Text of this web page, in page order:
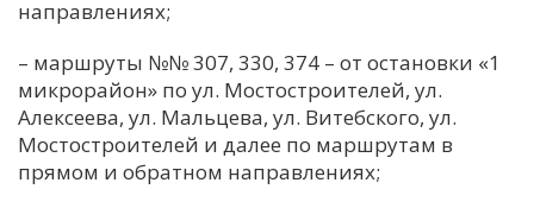
направлениях;
– маршруты №№ 307, 330, 374 – от остановки «1
микрорайон» по ул. Мостостроителей, ул.
Алексеева, ул. Мальцева, ул. Витебского, ул.
Мостостроителей и далее по маршрутам в
прямом и обратном направлениях;